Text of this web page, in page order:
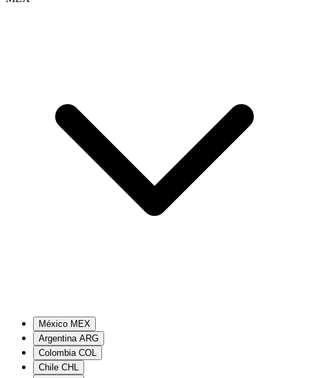
México MEX
Argentina ARG
Colombia COL
Chile CHL